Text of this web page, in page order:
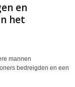
en
het
mannen
bedreigden en een